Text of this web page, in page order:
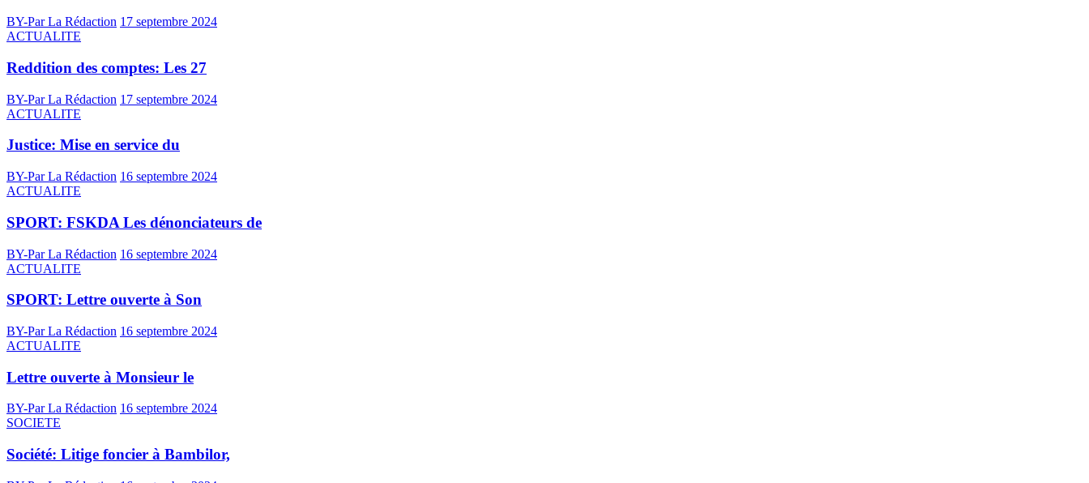
BY-Par La Rédaction 17 septembre 2024
ACTUALITE
Reddition des comptes: Les 27
BY-Par La Rédaction 17 septembre 2024
ACTUALITE
Justice: Mise en service du
BY-Par La Rédaction 16 septembre 2024
ACTUALITE
SPORT: FSKDA Les dénonciateurs de
BY-Par La Rédaction 16 septembre 2024
ACTUALITE
SPORT: Lettre ouverte à Son
BY-Par La Rédaction 16 septembre 2024
ACTUALITE
Lettre ouverte à Monsieur le
BY-Par La Rédaction 16 septembre 2024
SOCIETE
Société: Litige foncier à Bambilor,